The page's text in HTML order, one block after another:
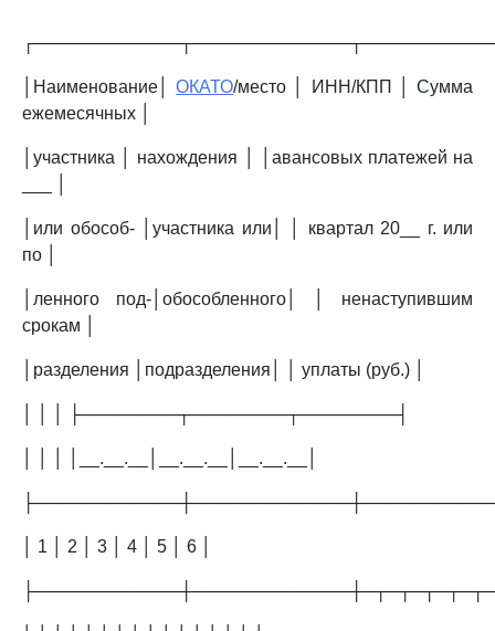
│Наименование│ОКАТО/место │ ИНН/КПП │ Сумма
ежемесячных │
│участника │ нахождения │ │авансовых платежей на
│или обособ- │участника или│ │ квартал 20__ г. или
по │
│ленного под-│обособленного│ │ ненаступившим
срокам │
│разделения │подразделения│ │ уплаты (руб.) │
│ │ │ ├────────┬────────┬────────┤
│ │ │ │__.__.__│__.__.__│__.__.__│
│ 1 │ 2 │ 3 │ 4 │ 5 │ 6 │